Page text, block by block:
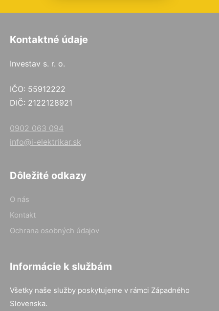
Kontaktné údaje
Investav s. r. o.
IČO: 55912222
DIČ: 2122128921
0902 063 094
info@i-elektrikar.sk
Dôležité odkazy
O nás
Kontakt
Ochrana osobných údajov
Informácie k službám
Všetky naše služby poskytujeme v rámci Západného
Slovenska.